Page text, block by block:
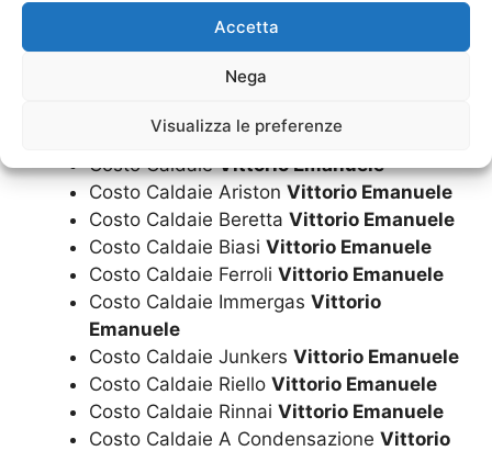
Accetta
Nega
Visualizza le preferenze
Costo Caldaia Junkers
Costo Caldaia RielloVittorio Emanuele
Costo Caldaia Rinnai
Emanuele
Costo CaldaieVittorio Emanuele
Costo Caldaie Ariston Vittorio Emanuele
Costo Caldaie Beretta Vittorio Emanuele
Costo Caldaie Biasi Vittorio Emanuele
Costo Caldaie Ferroli Vittorio Emanuele
Costo Caldaie Immergas Vittorio
Emanuele
Costo Caldaie Junkers Vittorio Emanuele
Costo Caldaie Riello Vittorio Emanuele
Costo Caldaie Rinnai Vittorio Emanuele
Costo Caldaie A Condensazione Vittorio